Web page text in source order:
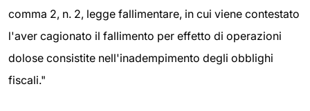
comma 2, n. 2, legge fallimentare, in cui viene contestato
l'aver cagionato il fallimento per effetto di operazioni
dolose consistite nell'inadempimento degli obblighi
fiscali."